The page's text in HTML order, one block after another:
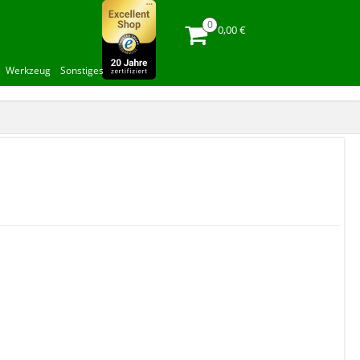
0,00 €
Werkzeug Sonstiges